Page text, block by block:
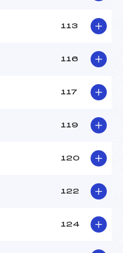
113
116
117
119
120
122
124